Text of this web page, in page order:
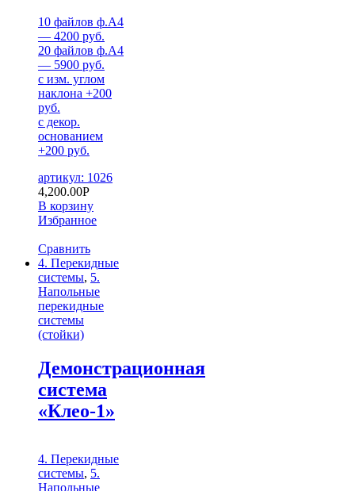
10 файлов ф.А4
— 4200 руб.
20 файлов ф.А4
— 5900 руб.
с изм. углом
наклона +200
руб.
с декор.
основанием
+200 руб.
артикул: 1026
4,200.00Р
В корзину
Избранное
Сравнить
4. Перекидные
системы, 5.
Напольные
перекидные
системы
(стойки)
Демонстрационная
система
«Клео-1»
4. Перекидные
системы, 5.
Напольные